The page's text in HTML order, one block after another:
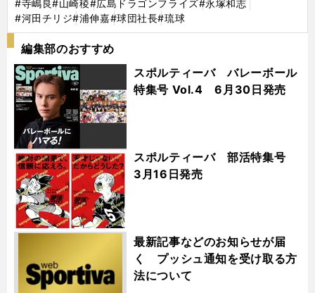
#寺嶋良#山崎稜#広島ドラゴンフライズ#永塚和志
#河田チリジ#浦伸嘉#球団社長#琉球
編集部のおすすめ
スポルティーバ バレーボール
特集号 Vol.4 6月30日発売
スポルティーバ 部活特集号
3月16日発売
最新記事などのお知らせが届
く プッシュ通知を受け取る方
法について